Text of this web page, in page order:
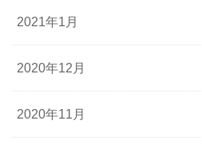
2021年1月
2020年12月
2020年11月